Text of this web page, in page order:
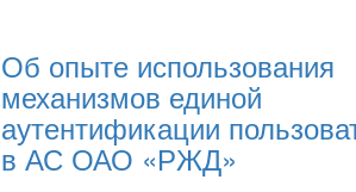
Об опыте использования
механизмов единой
аутентификации
в АС ОАО «РЖД»